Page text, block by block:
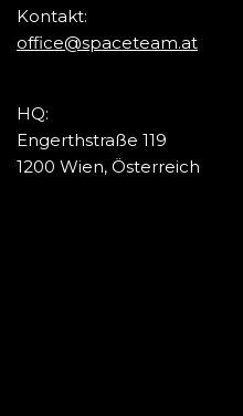
Kontakt:
office@spaceteam.at
HQ:
Engerthstraße 119
1200 Wien, Österreich